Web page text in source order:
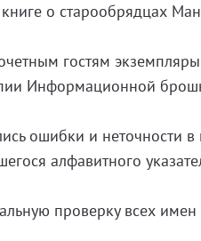
о старообрядцах
гостям
Информационной
ошибки и неточности в
алфавитного
проверку всех имен